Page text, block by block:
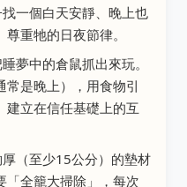
一個白天安靜、晚上也
重牠的日夜節律。
夢中的倉鼠抓出來玩。
是晚上），用食物引
建立在信任基礎上的互
（至少15公分）的墊材
「全籠大掃除」，每次